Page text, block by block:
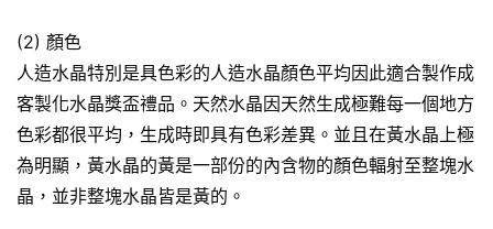
(2) 顏色
人造水晶特別是具色彩的人造水晶顏色平均因此適合製作成
客製化水晶獎盃禮品。天然水晶因天然生成極難每一個地方
色彩都很平均，生成時即具有色彩差異。並且在黃水晶上極
為明顯，黃水晶的黃是一部份的內含物的顏色輻射至整塊水
晶，並非整塊水晶皆是黃的。